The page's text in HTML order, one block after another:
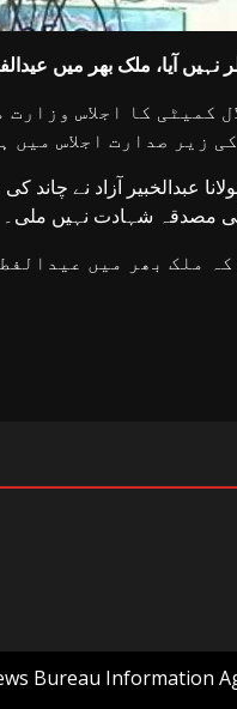
کمیٹی کا اجلاس
زیر صدارت اجلاس میں
عبدالخبیر آزاد نے چاند
مصدقہ شہادت نہیں ملی۔
عیدالفطر ہفتہ 21 مارچ کو
Bureau Information